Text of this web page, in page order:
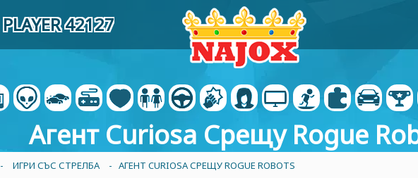
PLAYER 42127
Агент Curiosa Срещу Rogue
- ИГРИ СЪС СТРЕЛБА - АГЕНТ CURIOSA СРЕЩУ ROGUE ROBOTS